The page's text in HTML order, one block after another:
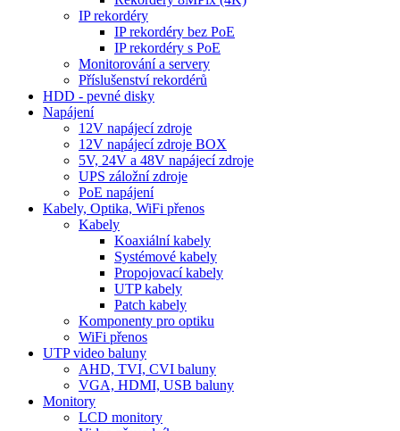
IP rekordéry
IP rekordéry bez PoE
IP rekordéry s PoE
Monitorování a servery
Příslušenství rekordérů
HDD - pevné disky
Napájení
12V napájecí zdroje
12V napájecí zdroje BOX
5V, 24V a 48V napájecí zdroje
UPS záložní zdroje
PoE napájení
Kabely, Optika, WiFi přenos
Kabely
Koaxiální kabely
Systémové kabely
Propojovací kabely
UTP kabely
Patch kabely
Komponenty pro optiku
WiFi přenos
UTP video baluny
AHD, TVI, CVI baluny
VGA, HDMI, USB baluny
Monitory
LCD monitory